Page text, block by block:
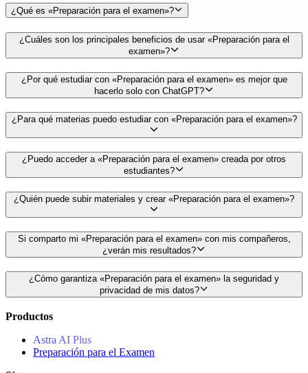
¿Qué es «Preparación para el examen»?
¿Cuáles son los principales beneficios de usar «Preparación para el
examen»?
¿Por qué estudiar con «Preparación para el examen» es mejor que
hacerlo solo con ChatGPT?
¿Para qué materias puedo estudiar con «Preparación para el examen»?
¿Puedo acceder a «Preparación para el examen» creada por otros
estudiantes?
¿Quién puede subir materiales y crear «Preparación para el examen»?
Si comparto mi «Preparación para el examen» con mis compañeros,
¿verán mis resultados?
¿Cómo garantiza «Preparación para el examen» la seguridad y
privacidad de mis datos?
Productos
Astra AI Plus
Preparación para el Examen